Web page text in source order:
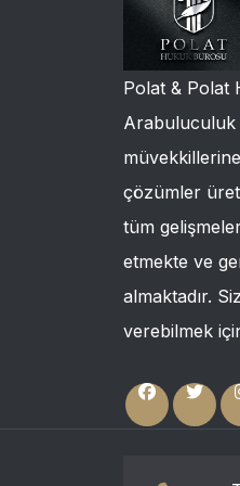
Polat & Polat
Arabuluculuk
çözümler
tüm
etmekte ve
almaktadır.
verebilmek